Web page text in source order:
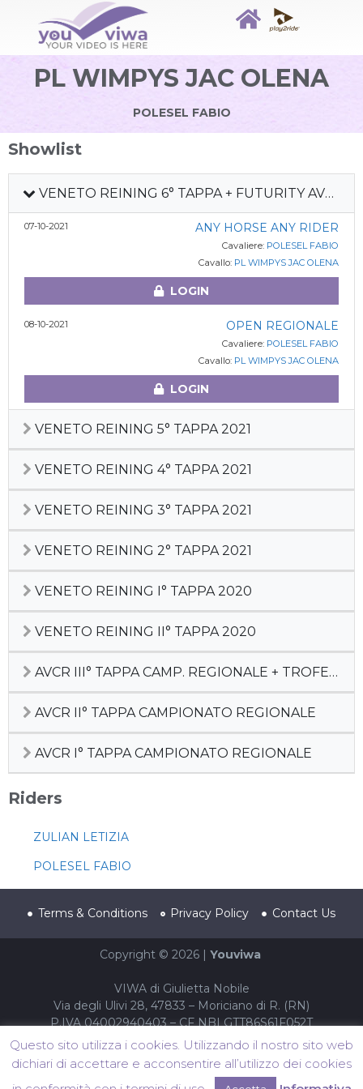
PL WIMPYS JAC OLENA
POLESEL FABIO
Showlist
VENETO REINING 6° TAPPA + FUTURITY AVCR 2021
07-10-2021 ANY HORSE ANY RIDER
Cavaliere: POLESEL FABIO
Cavallo: PL WIMPYS JAC OLENA
LOGIN
08-10-2021 OPEN REGIONALE
Cavaliere: POLESEL FABIO
Cavallo: PL WIMPYS JAC OLENA
LOGIN
VENETO REINING 5° TAPPA 2021
VENETO REINING 4° TAPPA 2021
VENETO REINING 3° TAPPA 2021
VENETO REINING 2° TAPPA 2021
VENETO REINING I° TAPPA 2020
VENETO REINING II° TAPPA 2020
AVCR III° TAPPA CAMP. REGIONALE + TROFEO SILVIA SGAGGIO
AVCR II° TAPPA CAMPIONATO REGIONALE
AVCR I° TAPPA CAMPIONATO REGIONALE
Riders
ZULIAN LETIZIA
POLESEL FABIO
Terms & Conditions Privacy Policy Contact Us
Copyright © 2026 | Youviwa
VIWA di Giulietta Nobile
Via degli Ulivi 28, 47833 – Moriciano di R. (RN)
P.IVA 04002940403 – CF NBLGTT86S61F052T
Questo sito utilizza i cookies. Utilizzando il nostro sito web
dichiari di accettare e acconsentire all’utilizzo dei cookies